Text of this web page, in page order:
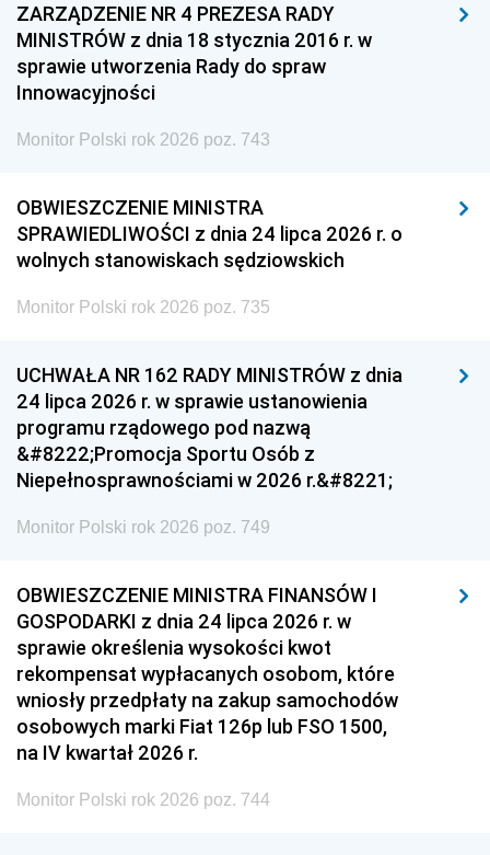
ZARZĄDZENIE NR 4 PREZESA RADY
MINISTRÓW z dnia 18 stycznia 2016 r. w
sprawie utworzenia Rady do spraw
Innowacyjności
Monitor Polski rok 2026 poz. 743
OBWIESZCZENIE MINISTRA
SPRAWIEDLIWOŚCI z dnia 24 lipca 2026 r. o
wolnych stanowiskach sędziowskich
Monitor Polski rok 2026 poz. 735
UCHWAŁA NR 162 RADY MINISTRÓW z dnia
24 lipca 2026 r. w sprawie ustanowienia
programu rządowego pod nazwą
&#8222;Promocja Sportu Osób z
Niepełnosprawnościami w 2026 r.&#8221;
Monitor Polski rok 2026 poz. 749
OBWIESZCZENIE MINISTRA FINANSÓW I
GOSPODARKI z dnia 24 lipca 2026 r. w
sprawie określenia wysokości kwot
rekompensat wypłacanych osobom, które
wniosły przedpłaty na zakup samochodów
osobowych marki Fiat 126p lub FSO 1500,
na IV kwartał 2026 r.
Monitor Polski rok 2026 poz. 744